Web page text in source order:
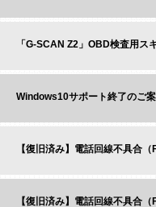
「G-SCAN Z2」OBD検査用ス
Windows10サポート終了のご
【復旧済み】電話回線不具合
【復旧済み】電話回線不具合